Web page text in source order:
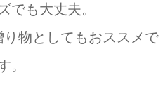
でも大丈夫。
物としてもおススメで
。